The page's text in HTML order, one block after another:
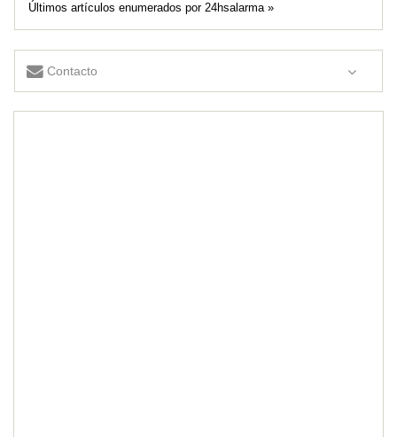
Últimos artículos enumerados por 24hsalarma »
Contacto